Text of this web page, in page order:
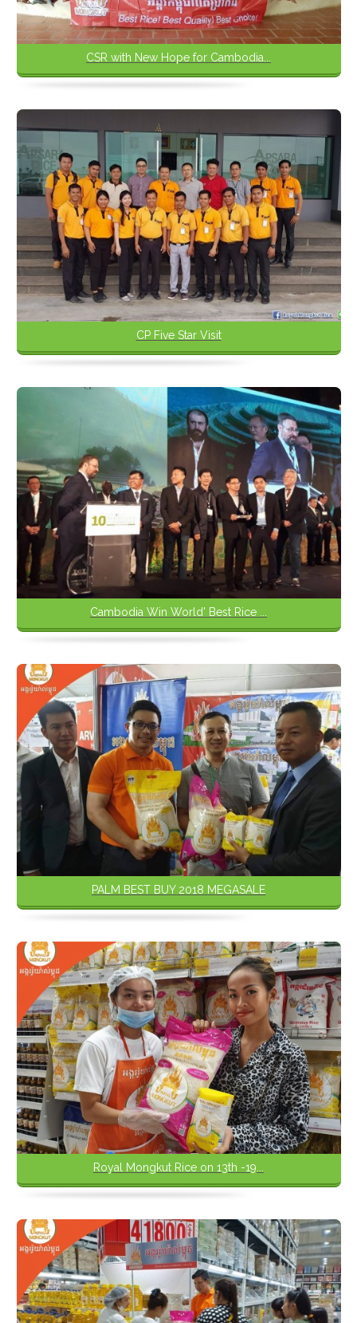
CSR with New Hope for Cambodia...
CP Five Star Visit
Cambodia Win World' Best Rice ...
PALM BEST BUY 2018 MEGASALE
Royal Mongkut Rice on 13th -19...